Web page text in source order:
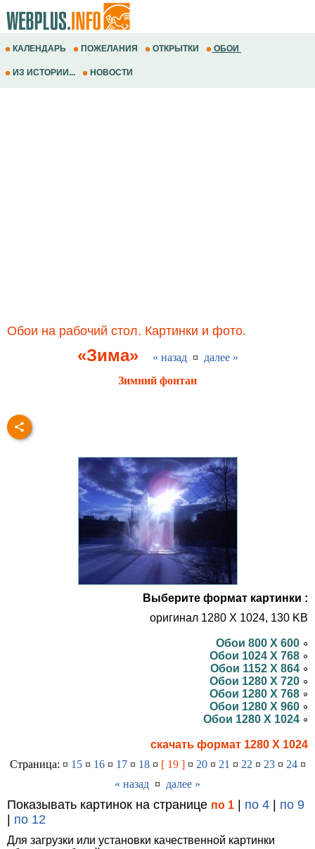
КАЛЕНДАРЬ ПОЖЕЛАНИЯ ОТКРЫТКИ ОБОИ
ИЗ ИСТОРИИ... НОВОСТИ
Обои на рабочий стол. Картинки и фото.
«Зима» « назад¤ далее »
Зимний фонтан
Выберите формат картинки :
оригинал 1280 X 1024, 130 KB
Обои 800 X 600
Обои 1024 X 768
Обои 1152 X 864
Обои 1280 X 720
Обои 1280 X 768
Обои 1280 X 960
Обои 1280 X 1024
скачать формат 1280 X 1024
Страница: ¤ 15¤ 16¤ 17¤ 18¤ [ 19 ]¤ 20¤ 21 ¤ 22 ¤ 23¤ 24¤
« назад ¤ далее »
Показывать картинок на странице по 1 | по 4 | по 9
| по 12
Для загрузки или установки качественной картинки